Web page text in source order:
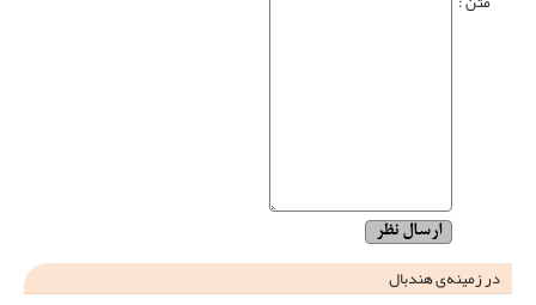
در زمینه‌ی هندبال